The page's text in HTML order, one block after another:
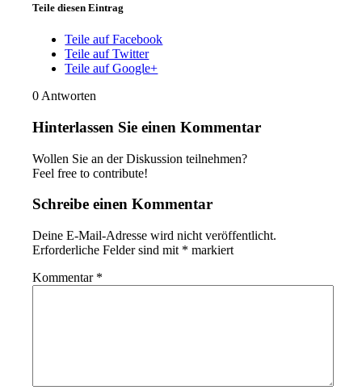
Teile diesen Eintrag
Teile auf Facebook
Teile auf Twitter
Teile auf Google+
0 Antworten
Hinterlassen Sie einen Kommentar
Wollen Sie an der Diskussion teilnehmen?
Feel free to contribute!
Schreibe einen Kommentar
Deine E-Mail-Adresse wird nicht veröffentlicht.
Erforderliche Felder sind mit * markiert
Kommentar *